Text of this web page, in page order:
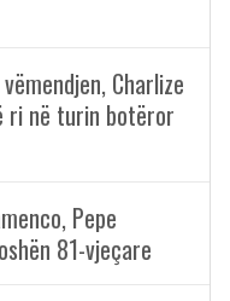
Charlize
ri në turin botëror
Pepe
81-vjeçare